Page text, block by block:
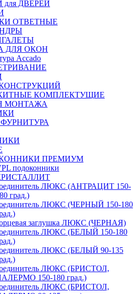
для ДВЕРЕЙ
ОТВЕТНЫЕ
ДЛЯ ОКОН
Accado
КОМПЛЕКТУЩИЕ
МОНТАЖА
ПРЕМИУМ
подоконники
ЛЮКС (АНТРАЦИТ 150-
град.)
ЛЮКС (ЧЕРНЫЙ 150-180
заглушка ЛЮКС (ЧЕРНАЯ)
ЛЮКС (БЕЛЫЙ 150-180
ЛЮКС (БЕЛЫЙ 90-135
ЛЮКС (БРИСТОЛ,
150-180 град.)
ЛЮКС (БРИСТОЛ,